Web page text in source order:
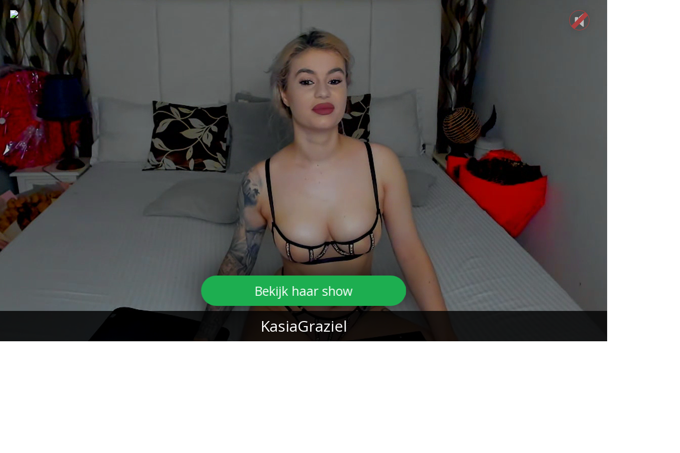
KasiaGraziel
Bekijk haar show